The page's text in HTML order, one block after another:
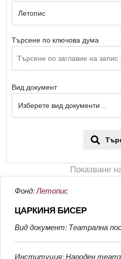
Търсене по ключова дума
Вид документ
Показване
Фонд:Летопис
ЦАРКИНЯ БИСЕР
Вид документ: Театрална
Институция: Народен